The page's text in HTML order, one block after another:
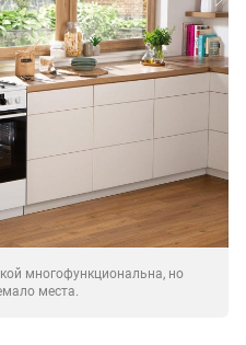
многофункциональна, но
места.